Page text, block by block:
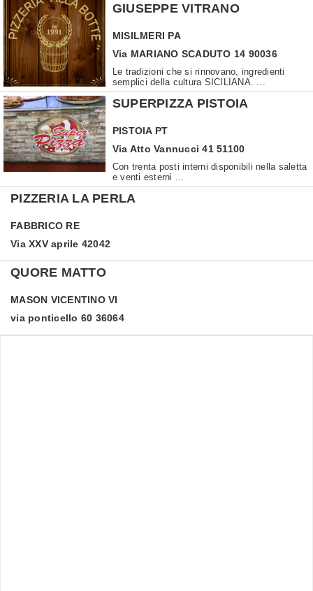
GIUSEPPE VITRANO
MISILMERI PA
Via MARIANO SCADUTO 14 90036
Le tradizioni che si rinnovano, ingredienti
semplici della cultura SICILIANA. ...
SUPERPIZZA PISTOIA
PISTOIA PT
Via Atto Vannucci 41 51100
Con trenta posti interni disponibili nella saletta
e venti esterni ...
PIZZERIA LA PERLA
FABBRICO RE
Via XXV aprile 42042
QUORE MATTO
MASON VICENTINO VI
via ponticello 60 36064